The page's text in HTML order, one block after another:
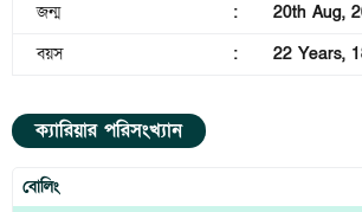
জন্ম
:
20th Aug,
বয়স
: 22 Years,
ক্যারিয়ার পরিসংখ্যান
বোলিং